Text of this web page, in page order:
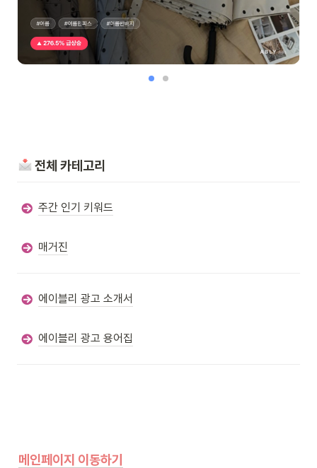
전체 카테고리
주간 인기 키워드
매거진
에이블리 광고 소개서
에이블리 광고 용어집
메인페이지 이동하기